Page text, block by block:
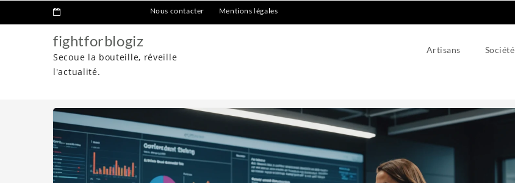
Nous contacter Mentions légales
fightforblogiz
Secoue la bouteille, réveille
l'actualité.
Artisans Société